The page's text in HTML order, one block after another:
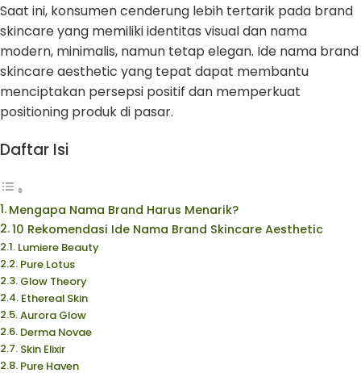
Saat ini, konsumen cenderung lebih tertarik pada brand
skincare yang memiliki identitas visual dan nama
modern, minimalis, namun tetap elegan. Ide nama brand
skincare aesthetic yang tepat dapat membantu
menciptakan persepsi positif dan memperkuat
positioning produk di pasar.
Daftar Isi
Mengapa Nama Brand Harus Menarik?
10 Rekomendasi Ide Nama Brand Skincare Aesthetic
Lumiere Beauty
Pure Lotus
Glow Theory
Ethereal Skin
Aurora Glow
Derma Novae
Skin Elixir
Pure Haven